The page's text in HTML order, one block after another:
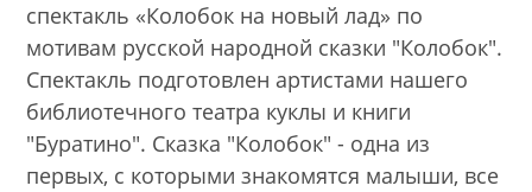
спектакль «Колобок на новый лад» по
мотивам русской народной сказки "Колобок".
Спектакль подготовлен артистами нашего
библиотечного театра куклы и книги
"Буратино". Сказка "Колобок" - одна из
первых, с которыми знакомятся малыши, все